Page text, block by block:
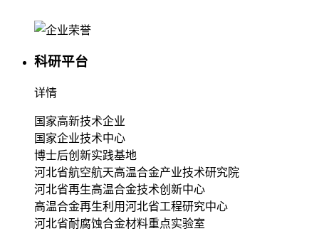
科研平台
详情
国家高新技术企业
国家企业技术中心
博士后创新实践基地
河北省航空航天高温合金产业技术研究院
河北省再生高温合金技术创新中心
高温合金再生利用河北省工程研究中心
河北省耐腐蚀合金材料重点实验室